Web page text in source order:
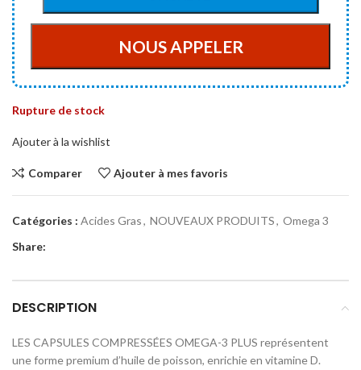
Rupture de stock
Ajouter à la wishlist
Comparer Ajouter à mes favoris
Catégories : Acides Gras, NOUVEAUX PRODUITS, Omega 3
Share:
DESCRIPTION
LES CAPSULES COMPRESSÉES OMEGA-3 PLUS représentent
une forme premium d’huile de poisson, enrichie en vitamine D.